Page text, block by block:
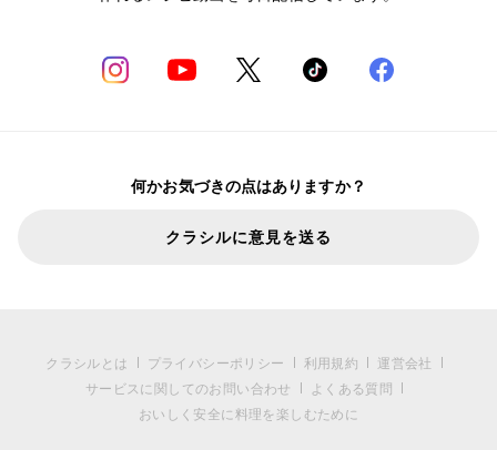
何かお気づきの点はありますか？
クラシルに意見を送る
クラシルとは プライバシーポリシー 利用規約
運営会社
サービスに関してのお問い合わせ
よくある質問
おいしく安全に料理を楽しむために